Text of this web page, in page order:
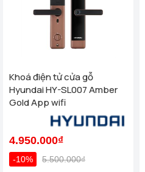
Khoá điện tử cửa gỗ
Hyundai HY-SL007 Amber
Gold App wifi
4.950.000₫
-10% 5.500.000₫